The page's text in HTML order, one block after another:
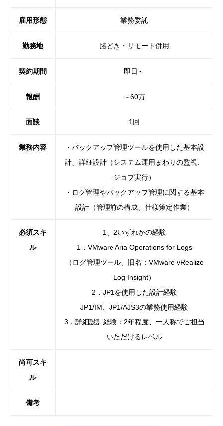
雇用形態 業務委託
勤務地 勝どき・リモート併用
契約期間 即日～
報酬 ～60万
面談 1回
業務内容
・バックアップ管理ツールを使用した基本設
計、詳細設計（システム運用まわりの監視、
ジョブ実行）
・ログ管理やバックアップ管理に関する基本
設計（管理前の構成、仕様策定作業）
必須スキ
ル
1、2いずれかの経験
1．VMware Aria Operations for Logs
（ログ管理ツール、旧名：VMware vRealize
Log Insight）
2．JP1を使用した設計経験
JP1/IM、JP1/AJS3の業務使用経験
3．詳細設計経験：2年程度、一人称でご担当
いただけるレベル
尚可スキ
ル
備考